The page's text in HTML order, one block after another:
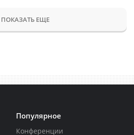
ПОКАЗАТЬ ЕЩЕ
Популярное
Конференции